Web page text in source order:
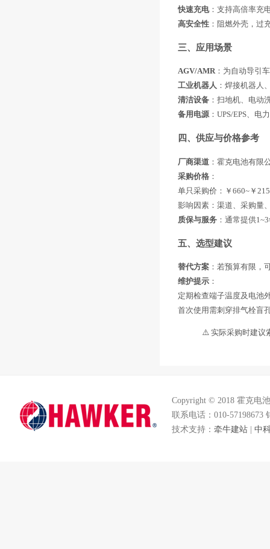
快速充电：支持高倍率充
高安全性 ：阻燃外壳，过
三、应用场景
AGV/AMR：为自动导引
工业机器人 ：焊接机器人
清洁设备 ：扫地机、电动
备用电源：UPS/EPS、电
四、供应与价格参考
厂商渠道 ：霍克电池有限
采购价格 ‌：
单只采购价：￥660~￥
影响因素：渠道、采购量
质保与服务 ：通常提供
五、选型建议
替代方案 ：若预算有限，
维护提示 ‌：
定期检查端子温度及电池
首次使用需刺穿排气栓盲
⚠️ 实际采购时建议
Copyright © 2018 霍克电
联系电话：010-57198673
技术支持： 牵牛建站 中